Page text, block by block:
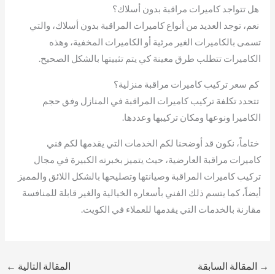
هل تتواجد كاميرات مراقبة بدون أسلاك؟
نعم، توجد العديد من أنواع كاميرات المراقبة بدون أسلاك، والتي
تسمى بالكاميرات الغير مرئية أو الكاميرات المخفية، وهذه
الكاميرات تتطلب طرق معينة كي يتم تثبيتها بالشكل الصحيح.
كم سعر تركيب كاميرات مراقبة منزلية؟
تتحدد تكلفة تركيب كاميرات المراقبة في المنازل وفق حجم
الكاميرا ونوعها ومكان تركيبها وعددها.
ختاماً، نكون قد أوضحنا لكم الخدمات التي يقدمها لكم فني
كاميرات مراقبة العارضية، حيث يتميز بخبرته الكبيرة في مجال
تركيب كاميرات المراقبة وصيانتها وتصليحها بالشكل اللائق والمميز
أيضاً، كما يتسم ذلك الفني بأسعاره الخيالية والغير قابلة للمنافسة
مقارنة بالخدمات التي يقدمها للعملاء في الكويت.
→ المقالة السابقة المقالة التالية ←